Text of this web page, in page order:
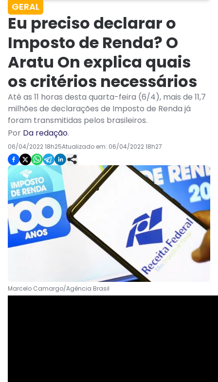
GERAL
Eu preciso declarar o
Imposto de Renda? O
Aratu On explica quais
os critérios necessários
Até as 11 horas desta quarta-feira (6/4), mais de 11,7
milhões de declarações de Imposto de Renda já
foram transmitidas pelos brasileiros.
Por Da redação.
06/04/2022 18h25Atualizado em: 06/04/2022 18h27
Marcelo Camargo/Agência Brasil